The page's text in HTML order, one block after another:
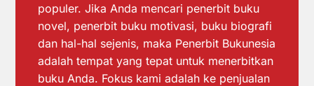
populer. Jika Anda mencari penerbit buku
novel, penerbit buku motivasi, buku biografi
dan hal-hal sejenis, maka Penerbit Bukunesia
adalah tempat yang tepat untuk menerbitkan
buku Anda. Fokus kami adalah ke penjualan